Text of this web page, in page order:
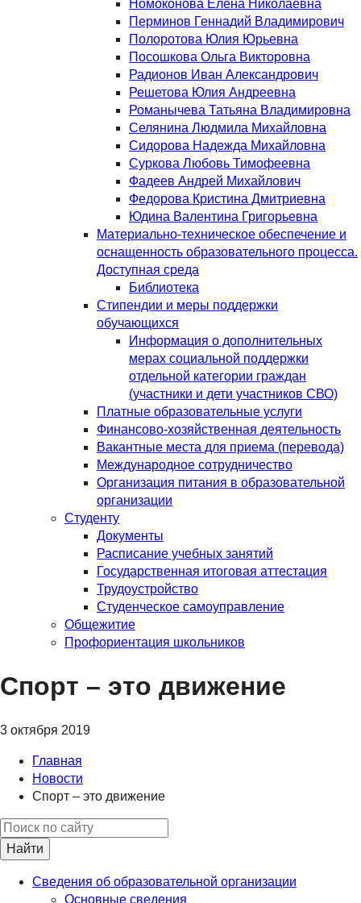
Номоконова Елена Николаевна
Перминов Геннадий Владимирович
Полоротова Юлия Юрьевна
Посошкова Ольга Викторовна
Радионов Иван Александрович
Решетова Юлия Андреевна
Романычева Татьяна Владимировна
Селянина Людмила Михайловна
Сидорова Надежда Михайловна
Суркова Любовь Тимофеевна
Фадеев Андрей Михайлович
Федорова Кристина Дмитриевна
Юдина Валентина Григорьевна
Материально-техническое обеспечение и
оснащенность образовательного процесса.
Доступная среда
Библиотека
Стипендии и меры поддержки
обучающихся
Информация о дополнительных
мерах социальной поддержки
отдельной категории граждан
(участники и дети участников СВО)
Платные образовательные услуги
Финансово-хозяйственная деятельность
Вакантные места для приема (перевода)
Международное сотрудничество
Организация питания в образовательной
организации
Студенту
Документы
Расписание учебных занятий
Государственная итоговая аттестация
Трудоустройство
Студенческое самоуправление
Общежитие
Профориентация школьников
Спорт – это движение
3 октября 2019
Главная
Новости
Спорт – это движение
Найти
Сведения об образовательной организации
Основные сведения